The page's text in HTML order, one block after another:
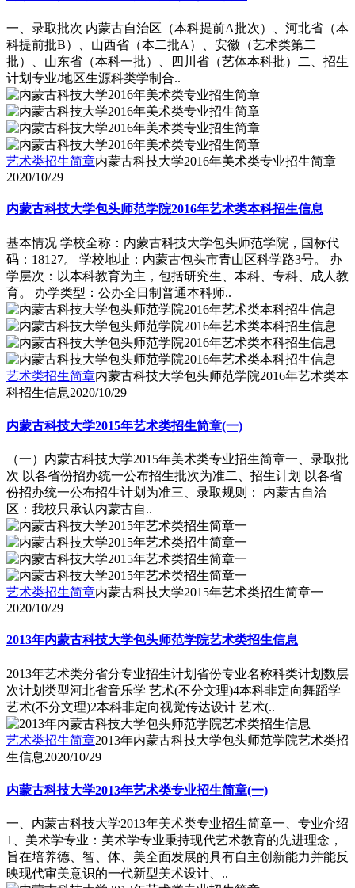
一、录取批次 内蒙古自治区（本科提前A批次）、河北省（本
科提前批B）、山西省（本二批A）、安徽（艺术类第二
批）、山东省（本科一批）、四川省（艺体本科批）二、招生
计划专业/地区生源科类学制合..
艺术类招生简章内蒙古科技大学2016年美术类专业招生简章
2020/10/29
内蒙古科技大学包头师范学院2016年艺术类本科招生信息
基本情况 学校全称：内蒙古科技大学包头师范学院，国标代
码：18127。 学校地址：内蒙古包头市青山区科学路3号。 办
学层次：以本科教育为主，包括研究生、本科、专科、成人教
育。 办学类型：公办全日制普通本科师..
艺术类招生简章内蒙古科技大学包头师范学院2016年艺术类本
科招生信息2020/10/29
内蒙古科技大学2015年艺术类招生简章(一)
（一）内蒙古科技大学2015年美术类专业招生简章一、录取批
次 以各省份招办统一公布招生批次为准二、招生计划 以各省
份招办统一公布招生计划为准三、录取规则： 内蒙古自治
区：我校只承认内蒙古自..
艺术类招生简章内蒙古科技大学2015年艺术类招生简章一
2020/10/29
2013年内蒙古科技大学包头师范学院艺术类招生信息
2013年艺术类分省分专业招生计划省份专业名称科类计划数层
次计划类型河北省音乐学 艺术(不分文理)4本科非定向舞蹈学
艺术(不分文理)2本科非定向视觉传达设计 艺术(..
艺术类招生简章2013年内蒙古科技大学包头师范学院艺术类招
生信息2020/10/29
内蒙古科技大学2013年艺术类专业招生简章(一)
一、内蒙古科技大学2013年美术类专业招生简章一、专业介绍
1、美术学专业：美术学专业秉持现代艺术教育的先进理念，
旨在培养德、智、体、美全面发展的具有自主创新能力并能反
映现代审美意识的一代新型美术设计、..